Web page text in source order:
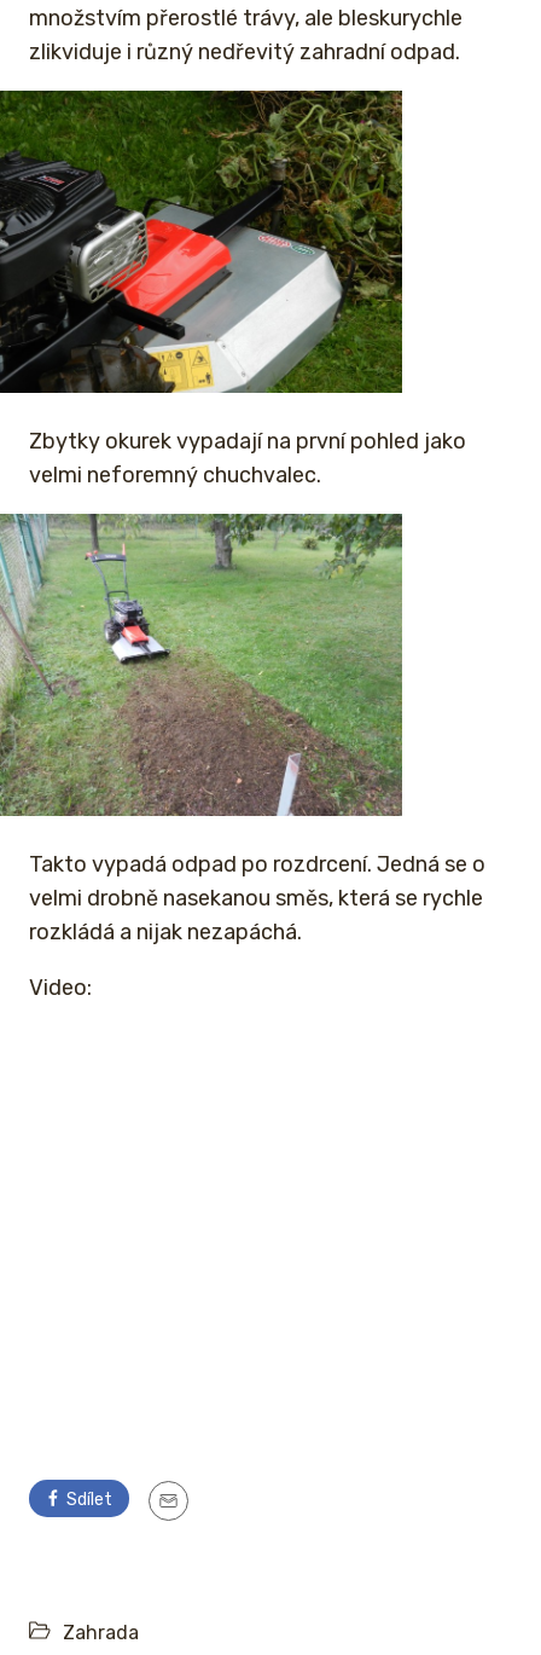
množstvím přerostlé trávy, ale bleskurychle
zlikviduje i různý nedřevitý zahradní odpad.
Zbytky okurek vypadají na první pohled jako
velmi neforemný chuchvalec.
Takto vypadá odpad po rozdrcení. Jedná se o
velmi drobně nasekanou směs, která se rychle
rozkládá a nijak nezapáchá.
Video:
Sdílet
Zahrada